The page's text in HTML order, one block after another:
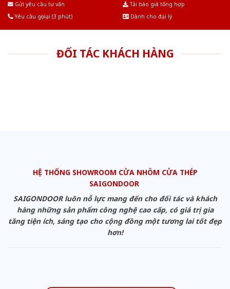
Gửi yêu cầu tư vấn
Tải báo giá tổng hợp
Yêu cầu gọi lại (3 phút)
Dành cho đại lý
ĐỐI TÁC KHÁCH HÀNG
HỆ THỐNG SHOWROOM CỬA NHÔM CỬA THÉP
SAIGONDOOR
SAIGONDOOR luôn nỗ lực mang đến cho đối tác và khách
hàng những sản phẩm công nghệ cao cấp, có giá trị gia
tăng tiện ích, sáng tạo cho cộng đồng một tương lai tốt đẹp
hơn!